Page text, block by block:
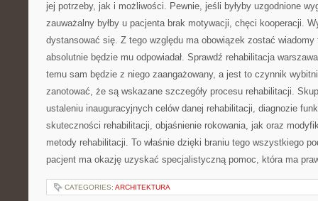
jej potrzeby, jak i możliwości. Pewnie, jeśli byłyby uzgodnione
zauważalny byłby u pacjenta brak motywacji, chęci kooperacji.
dystansować się. Z tego względu ma obowiązek zostać
absolutnie będzie mu odpowiadał. Sprawdź rehabilitacja
temu sam będzie z niego zaangażowany, a jest to czynnik
zanotować, że są wskazane szczegóły procesu rehabilitacji.
ustaleniu inauguracyjnych celów danej rehabilitacji, diagnozie
skuteczności rehabilitacji, objaśnienie rokowania, jak oraz
metody rehabilitacji. To właśnie dzięki braniu tego wszystkiego
pacjent ma okazję uzyskać specjalistyczną pomoc, która ma
CATEGORIES: ARCHITEKTURA